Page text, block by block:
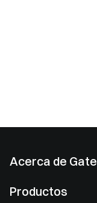
Acerca de Gate
Productos